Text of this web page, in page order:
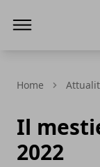
Home
Il
2022